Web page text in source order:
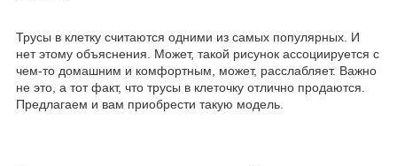
Трусы в клетку считаются одними из самых популярных. И
нет этому объяснения. Может, такой рисунок ассоциируется с
чем-то домашним и комфортным, может, расслабляет. Важно
не это, а тот факт, что трусы в клеточку отлично продаются.
Предлагаем и вам приобрести такую модель.